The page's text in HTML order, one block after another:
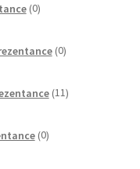
0izdelkov
0izdelkov
11izdelkov
0izdelkov